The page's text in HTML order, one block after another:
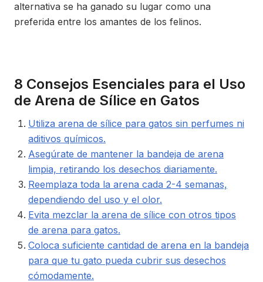
alternativa se ha ganado su lugar como una
preferida entre los amantes de los felinos.
8 Consejos Esenciales para el Uso
de Arena de Sílice en Gatos
Utiliza arena de sílice para gatos sin perfumes ni
aditivos químicos.
Asegúrate de mantener la bandeja de arena
limpia, retirando los desechos diariamente.
Reemplaza toda la arena cada 2-4 semanas,
dependiendo del uso y el olor.
Evita mezclar la arena de sílice con otros tipos
de arena para gatos.
Coloca suficiente cantidad de arena en la bandeja
para que tu gato pueda cubrir sus desechos
cómodamente.